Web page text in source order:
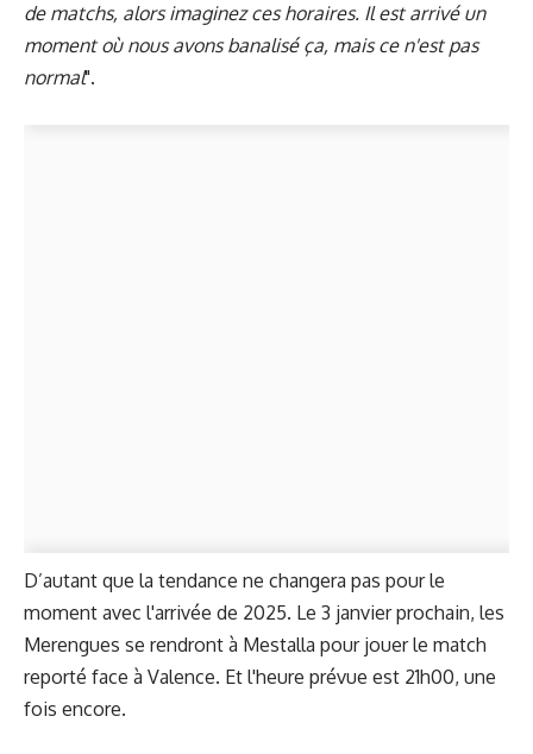
de matchs, alors imaginez ces horaires. Il est arrivé un
moment où nous avons banalisé ça, mais ce n'est pas
normal".
D’autant que la tendance ne changera pas pour le
moment avec l'arrivée de 2025. Le 3 janvier prochain, les
Merengues se rendront à Mestalla pour jouer le match
reporté face à Valence. Et l'heure prévue est 21h00, une
fois encore.